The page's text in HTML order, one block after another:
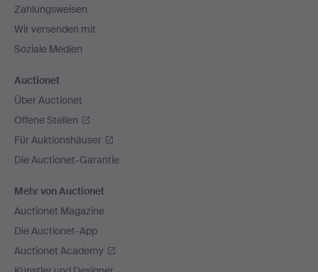
Zahlungsweisen
Wir versenden mit
Soziale Medien
Auctionet
Über Auctionet
Offene Stellen
Für Auktionshäuser
Die Auctionet-Garantie
Mehr von Auctionet
Auctionet Magazine
Die Auctionet-App
Auctionet Academy